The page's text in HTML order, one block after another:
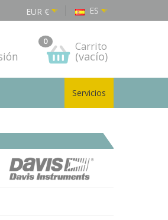
EUR € ES
0 Carrito
(vacío)
Servicios